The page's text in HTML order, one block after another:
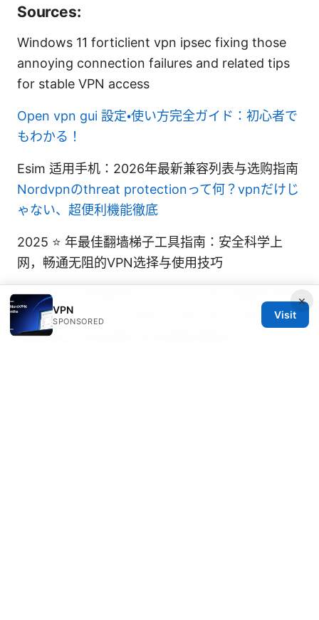
Sources:
Windows 11 forticlient vpn ipsec fixing those
annoying connection failures and related tips
for stable VPN access
Open vpn gui 設定・使い方完全ガイド：初心者で
もわかる！
Esim 适用手机：2026年最新兼容列表与选购指南
Nordvpnのthreat protectionって何？vpnだけじ
ゃない、超便利機能徹底
2025 ⭐ 年最佳翻墙梯子工具指南：安全科学上
网，畅通无阻的VPN选择与使用技巧
Iphone vpn不能用在 iPhone 上 VPN 连接异常的
完整解决方案：常见原因、诊断步骤、快速修复、
协议对比、以及选择 VPN 服务的要点
×
VPN
SPONSORED
Visit